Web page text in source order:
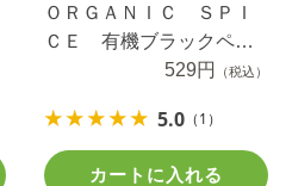
ＯＲＧＡＮＩＣ ＳＰＩ
ＣＥ 有機ブラックペッ
パー（パウダー） ２１.
529円 （税込）
5.0 （1）
カートに入れる